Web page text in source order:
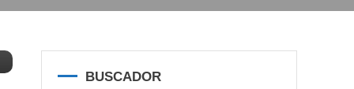
BUSCADOR